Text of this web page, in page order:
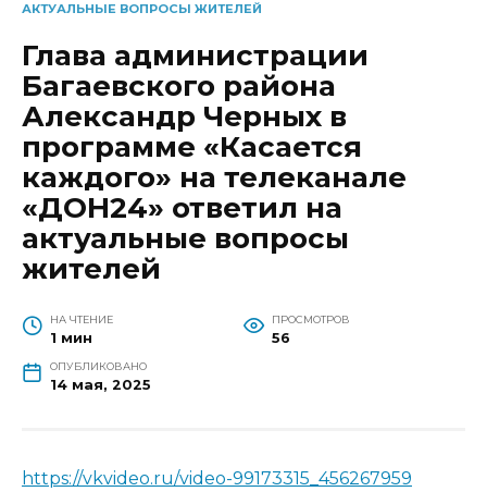
АКТУАЛЬНЫЕ ВОПРОСЫ ЖИТЕЛЕЙ
Глава администрации
Багаевского района
Александр Черных в
программе «Касается
каждого» на телеканале
«ДОН24» ответил на
актуальные вопросы
жителей
НА ЧТЕНИЕ
1 мин
ПРОСМОТРОВ
56
ОПУБЛИКОВАНО
14 мая, 2025
https://vkvideo.ru/video-99173315_456267959